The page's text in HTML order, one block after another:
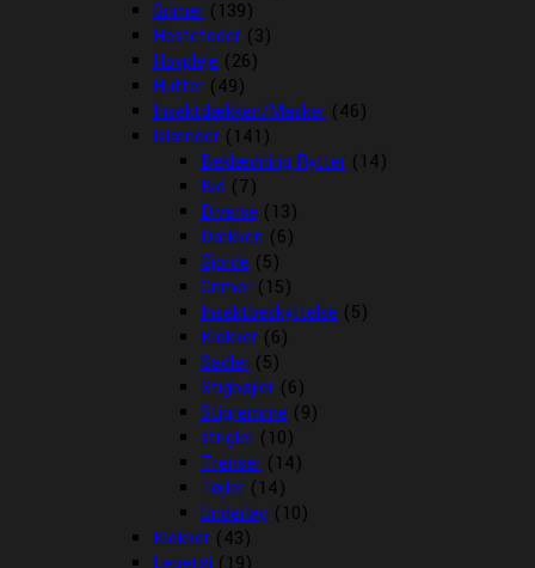
Grimer (139)
Hestefoder (3)
Hovpleje (26)
Hutter (49)
Insektdækken/Masker (46)
Islænder (141)
Beklædning Rytter (14)
Bid (7)
Diverse (13)
Dækken (6)
Gjorde (5)
Grimer (15)
Insektbeskyttelse (5)
Klokker (6)
Sadler (5)
Stigbøjler (6)
Stigremme (9)
strigler (10)
Trenser (14)
Tøjler (14)
Underlag (10)
Klokker (43)